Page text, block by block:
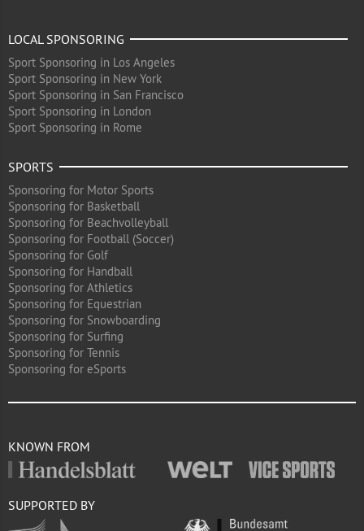
LOCAL SPONSORING
Sport Sponsoring in Los Angeles
Sport Sponsoring in New York
Sport Sponsoring in San Francisco
Sport Sponsoring in London
Sport Sponsoring in Rome
SPORTS
Sponsoring for Motor Sports
Sponsoring for Basketball
Sponsoring for Beachvolleyball
Sponsoring for Football (Soccer)
Sponsoring for Golf
Sponsoring for Handball
Sponsoring for Athletics
Sponsoring for Equestrian
Sponsoring for Snowboarding
Sponsoring for Surfing
Sponsoring for Tennis
Sponsoring for eSports
KNOWN FROM
SUPPORTED BY